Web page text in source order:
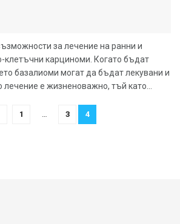
за лечение на ранни и
клетъчни карциноми. Когато бъдат
базалиоми могат да бъдат лекувани и
е жизненоважно, тъй като...
1 … 3 4